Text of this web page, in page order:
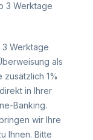
3 Werktage
3 Werktage
als
zusätzlich 1%
in Ihrer
Banking.
wir Ihre
Ihnen. Bitte